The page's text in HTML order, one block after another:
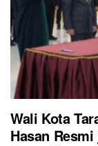
Wali Kota
Hasan